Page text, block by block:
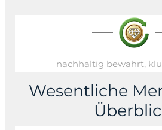
nachhaltig bewahrt,
Wesentliche